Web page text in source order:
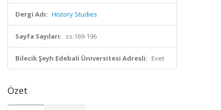
Dergi Adı: History Studies
Sayfa Sayıları: ss.169-196
Bilecik Şeyh Edebali Üniversitesi Adresli: Evet
Özet